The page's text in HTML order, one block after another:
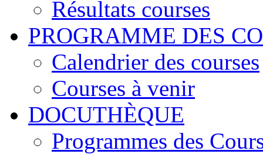
Résultats courses
PROGRAMME DES
Calendrier des courses
Courses à venir
DOCUTHÈQUE
Programmes des